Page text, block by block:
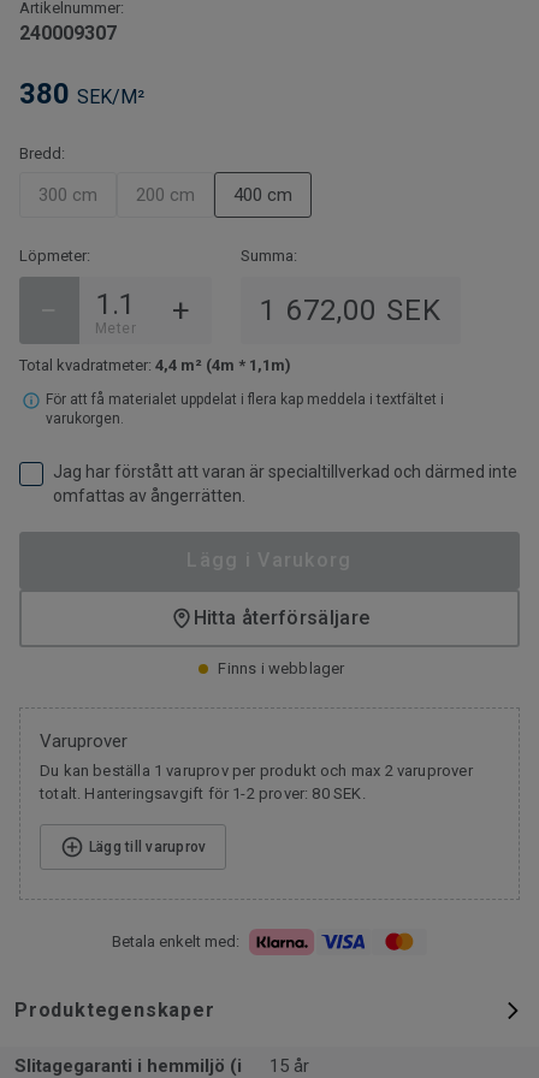
Artikelnummer:
240009307
380 SEK/M²
Bredd:
300 cm 200 cm 400 cm
Löpmeter:
Meter +
Summa:
1 672,00 SEK
Total kvadratmeter: 4,4 m² (4m * 1,1m)
För att få materialet uppdelat i flera kap meddela i textfältet i
varukorgen.
Jag har förstått att varan är specialtillverkad och därmed inte
omfattas av ångerrätten.
Hitta återförsäljare
Finns i webblager
Varuprover
Du kan beställa 1 varuprov per produkt och max 2 varuprover
totalt. Hanteringsavgift för 1-2 prover: 80 SEK.
Lägg till varuprov
Betala enkelt med:
Produktegenskaper
Slitagegaranti i hemmiljö (i
15 år